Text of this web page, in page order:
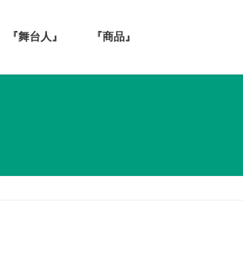
『舞台人』 『商品』